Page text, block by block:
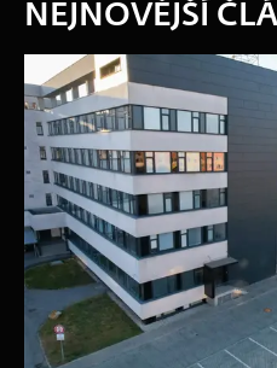
NEJNOVĚJŠÍ